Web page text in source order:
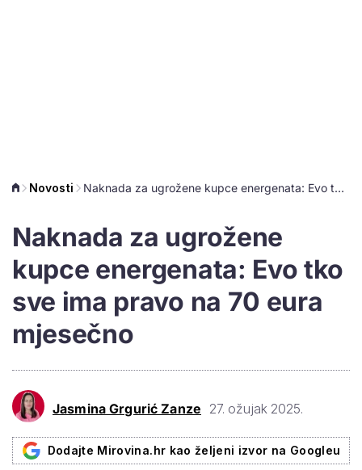
Novosti Naknada za ugrožene kupce energenata: Evo tko sve ima pravo na 70 eura mjesečno
Naknada za ugrožene
kupce energenata: Evo tko
sve ima pravo na 70 eura
mjesečno
Jasmina Grgurić Zanze 27. ožujak 2025.
Dodajte Mirovina.hr kao željeni izvor na Googleu